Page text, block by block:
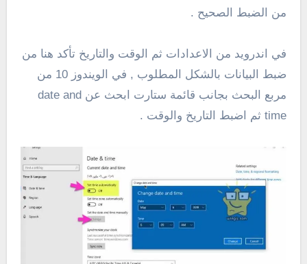
من الضبط الصحيح .
في اندرويد من الاعدادات ثم الوقت والتاريخ تأكد هنا من
ضبط البيانات بالشكل المطلوب , في الويندوز 10 من
مربع البحث بجانب قائمة ستارت ابحث عن date and
time ثم اضبط التاريخ والوقت .